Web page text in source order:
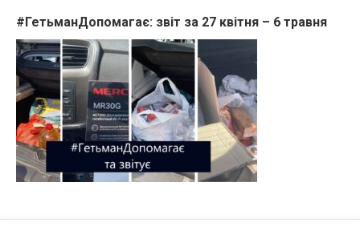
#ГетьманДопомагає: звіт за 27 квітня – 6 травня